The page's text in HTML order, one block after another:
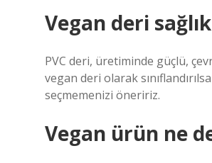
Vegan deri
PVC deri, üretiminde güçlü,
vegan deri olarak
seçmemenizi öneririz.
Vegan ürün ne